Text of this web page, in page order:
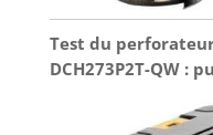
Test du
DCH273P2T-QW :